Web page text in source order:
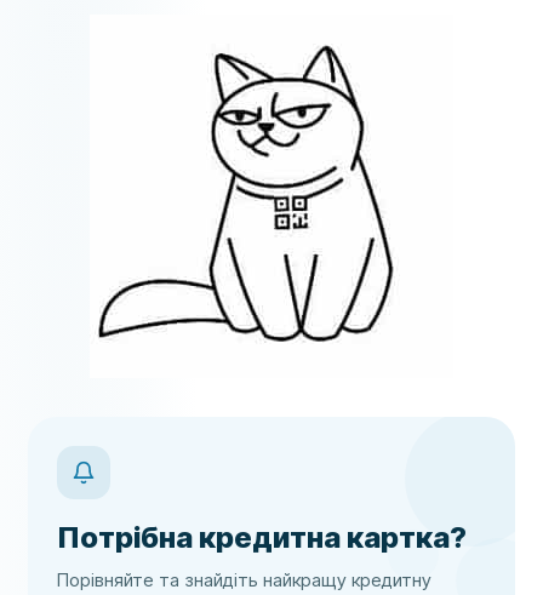
Потрібна кредитна картка?
Порівняйте та знайдіть найкращу кредитну